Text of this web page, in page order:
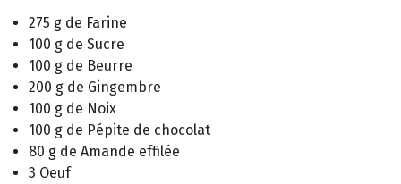
275 g de Farine
100 g de Sucre
100 g de Beurre
200 g de Gingembre
100 g de Noix
100 g de Pépite de chocolat
80 g de Amande effilée
3 Oeuf